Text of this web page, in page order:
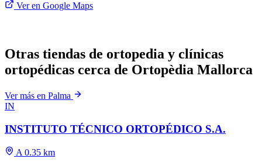
Ver en Google Maps
Otras tiendas de ortopedia y clínicas
ortopédicas cerca de Ortopèdia Mallorca
Ver más en Palma
IN
INSTITUTO TÉCNICO ORTOPÉDICO S.A.
A 0.35 km